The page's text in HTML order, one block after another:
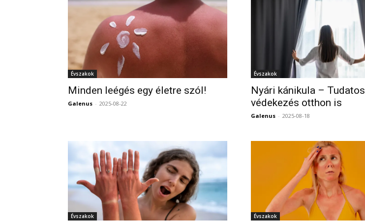
Évszakok
Minden leégés egy életre szól!
Galenus - 2025-08-22
Évszakok
Nyári kánikula – Tudatos
védekezés otthon is
Galenus - 2025-08-18
Évszakok Évszakok